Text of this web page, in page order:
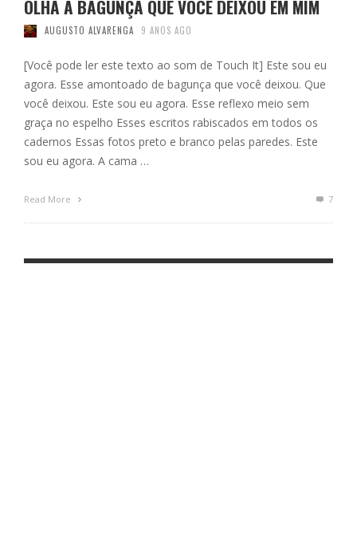
OLHA A BAGUNÇA QUE VOCÊ DEIXOU EM MIM
AUGUSTO ALVARENGA 9 ANOS AGO
[Você pode ler este texto ao som de Touch It] Este sou eu
agora. Esse amontoado de bagunça que você deixou. Que
você deixou. Este sou eu agora. Esse reflexo meio sem
graça no espelho Esses escritos rabiscados em todos os
cadernos Essas fotos preto e branco pelas paredes. Este
sou eu agora. A cama …
Read More 7